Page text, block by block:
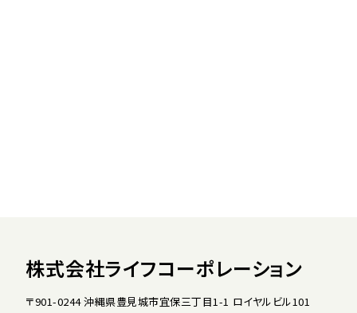
株式会社ライフコーポレーション
〒901-0244 沖縄県豊見城市宜保三丁目1-1 ロイヤルビル101